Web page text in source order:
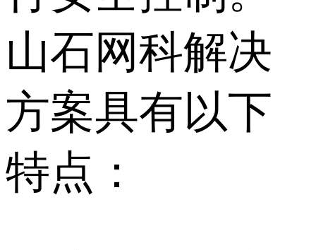
山石网科解决
方案具有以下
特点：